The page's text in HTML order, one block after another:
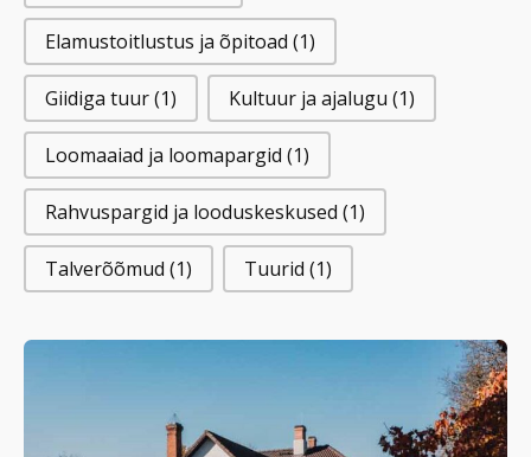
Elamustoitlustus ja õpitoad (1)
Giidiga tuur(1) Kultuur ja ajalugu (1)
Loomaaiad ja loomapargid (1)
Rahvuspargid ja looduskeskused (1)
Talverõõmud (1) Tuurid (1)